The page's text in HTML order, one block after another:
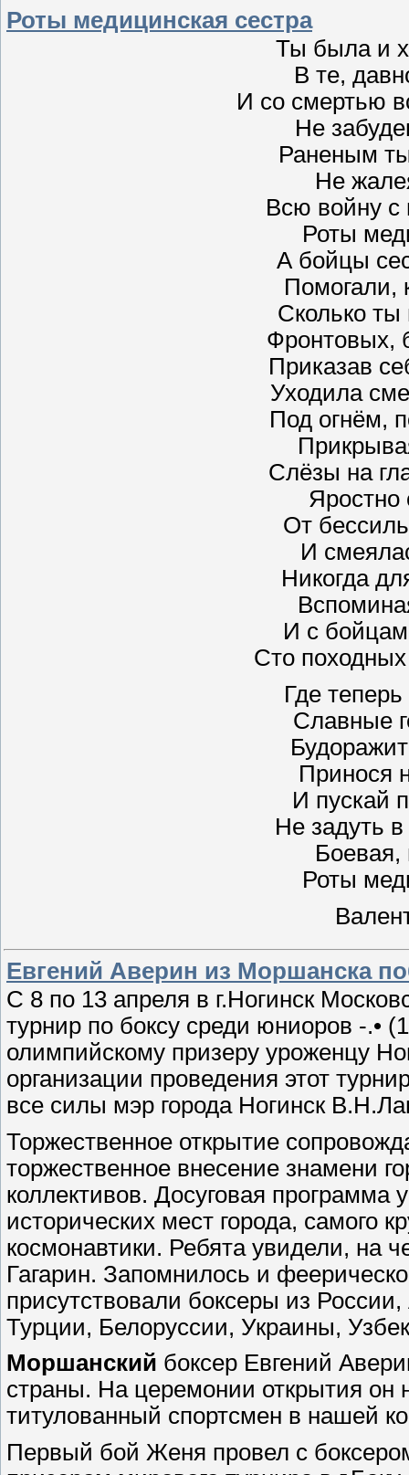
Роты медицинская сестра
Ты была и
В те,
И со смертью
Не
Раненым
Не
Всю войну с
Роты
А бойцы
Помогали,
Сколько ты
Фронтовых,
Приказав
Уходила
Под огнём,
Слёзы на
Яростно
От
И
Никогда
И с
Сто
Где
Славные
Принося
И пускай
Не задуть
Боевая,
Роты
Евгений Аверин из Моршанска
С 8 по 13 апреля в г.Ногинск
турнир по боксу среди юниоров -.•
олимпийскому призеру уроженцу
организации проведения этот
все силы мэр города Ногинск
Торжественное открытие
торжественное внесение знамени
коллективов. Досуговая программа
исторических мест города, самого
космонавтики. Ребята увидели, на
Гагарин. Запомнилось и
присутствовали боксеры из
Турции, Белоруссии, Украины,
Моршанский боксер Евгений
страны. На церемонии открытия
титулованный спортсмен в нашей
Первый бой Женя провел с